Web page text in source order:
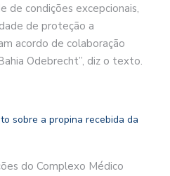
de condições excepcionais,
de proteção a
acordo de colaboração
Odebrecht”, diz o texto.
sobre a propina recebida da
do Complexo Médico